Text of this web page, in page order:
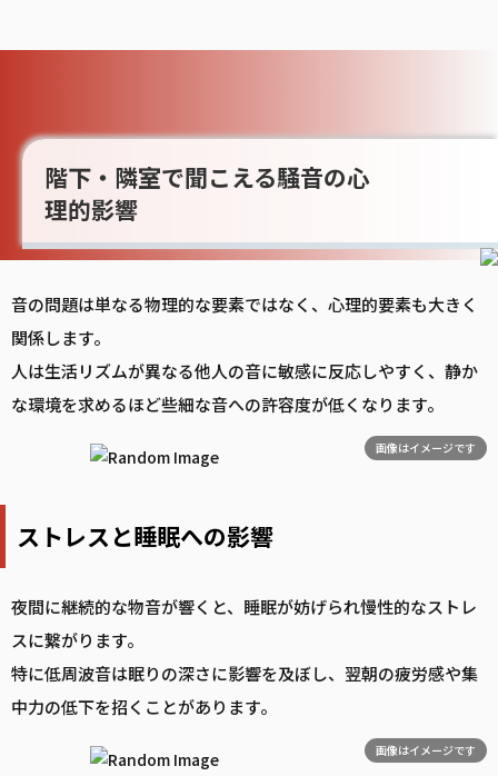
階下・隣室で聞こえる騒音の心
理的影響
音の問題は単なる物理的な要素ではなく、心理的要素も大きく
関係します。
人は生活リズムが異なる他人の音に敏感に反応しやすく、静か
な環境を求めるほど些細な音への許容度が低くなります。
画像はイメージです
ストレスと睡眠への影響
夜間に継続的な物音が響くと、睡眠が妨げられ慢性的なストレ
スに繋がります。
特に低周波音は眠りの深さに影響を及ぼし、翌朝の疲労感や集
中力の低下を招くことがあります。
画像はイメージです